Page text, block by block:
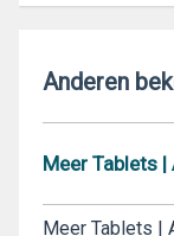
Anderen
Meer Tablets |
Meer Tablets |